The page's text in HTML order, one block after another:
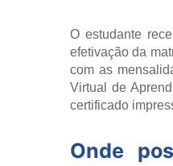
O estudante
efetivação da
com as
Virtual de
certificado
Onde